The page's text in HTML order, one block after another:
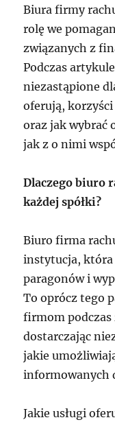
Biura firmy
rolę we
związanych z
Podczas
niezastąpione
oferują,
oraz jak wybrać
jak z o nimi
Dlaczego biuro
każdej spółki?
Biuro firma
instytucja, która
paragonów i
To oprócz tego
firmom podczas
dostarczając
jakie
informowanych
Jakie usługi